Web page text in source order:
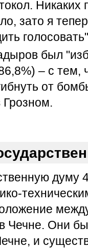
Никаких
зато я
был
– с
от
думу
Чечне. Они
и